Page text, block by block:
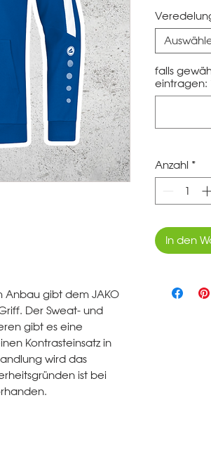
Anbau gibt dem JAKO
Der Sweat- und
gibt es eine
Kontrasteinsatz in
wird das
ist bei
falls
eintragen:
Anzahl *
In den